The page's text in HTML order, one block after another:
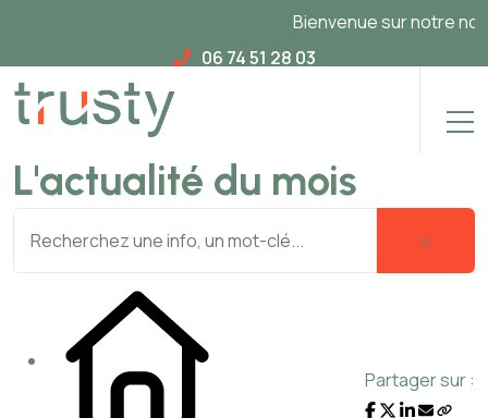
Bienvenue sur notre
06 74 51 28 03
L'actualité du mois
Partager sur :